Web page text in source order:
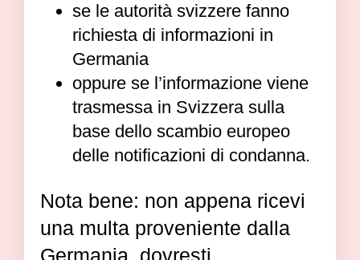
se le autorità svizzere fanno
richiesta di informazioni in
Germania
oppure se l’informazione viene
trasmessa in Svizzera sulla
base dello scambio europeo
delle notificazioni di condanna.
Nota bene: non appena ricevi
una multa proveniente dalla